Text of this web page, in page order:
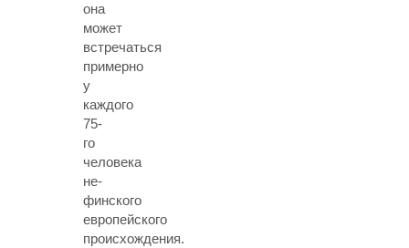
она
может
встречаться
примерно
у
каждого
75-
го
человека
не-
финского
европейского
происхождения.